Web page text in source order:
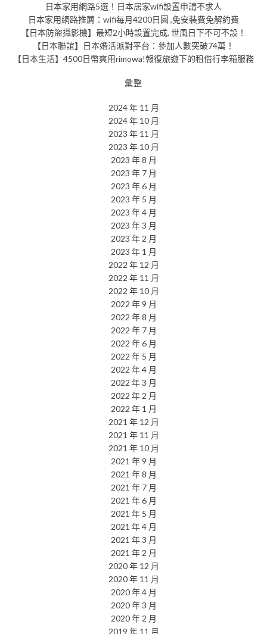
日本家用網路5選！日本居家wifi設置申請不求人
日本家用網路推薦：wifi每月4200日圓 ,免安裝費免解約費
【日本防盜攝影機】最短2小時設置完成, 世風日下不可不設！
【日本聯誼】日本婚活派對平台：參加人數突破74萬！
【日本生活】4500日幣爽用rimowa!報復旅遊下的租借行李箱服務
彙整
2024 年 11 月
2024 年 10 月
2023 年 11 月
2023 年 10 月
2023 年 8 月
2023 年 7 月
2023 年 6 月
2023 年 5 月
2023 年 4 月
2023 年 3 月
2023 年 2 月
2023 年 1 月
2022 年 12 月
2022 年 11 月
2022 年 10 月
2022 年 9 月
2022 年 8 月
2022 年 7 月
2022 年 6 月
2022 年 5 月
2022 年 4 月
2022 年 3 月
2022 年 2 月
2022 年 1 月
2021 年 12 月
2021 年 11 月
2021 年 10 月
2021 年 9 月
2021 年 8 月
2021 年 7 月
2021 年 6 月
2021 年 5 月
2021 年 4 月
2021 年 3 月
2021 年 2 月
2020 年 12 月
2020 年 11 月
2020 年 4 月
2020 年 3 月
2020 年 2 月
2019 年 11 月